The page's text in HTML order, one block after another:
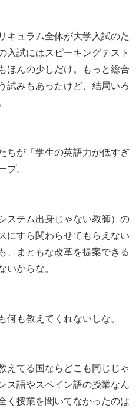
キュラム全体が大学入試のた
入試にはスピーキングテスト
ほんの少しだけ。もっと総合
試みもあったけど、結局いろ
ちが「学生の英語力が低すぎ
プ。
ステム出身じゃない教師）の
にすら関わらせてもらえない
、まともな改革を提案できる
いからな。
何も教えてくれないしな。
えてる国ならどこも同じじゃ
ス語やスペイン語の授業なん
く授業を聞いてなかったのは